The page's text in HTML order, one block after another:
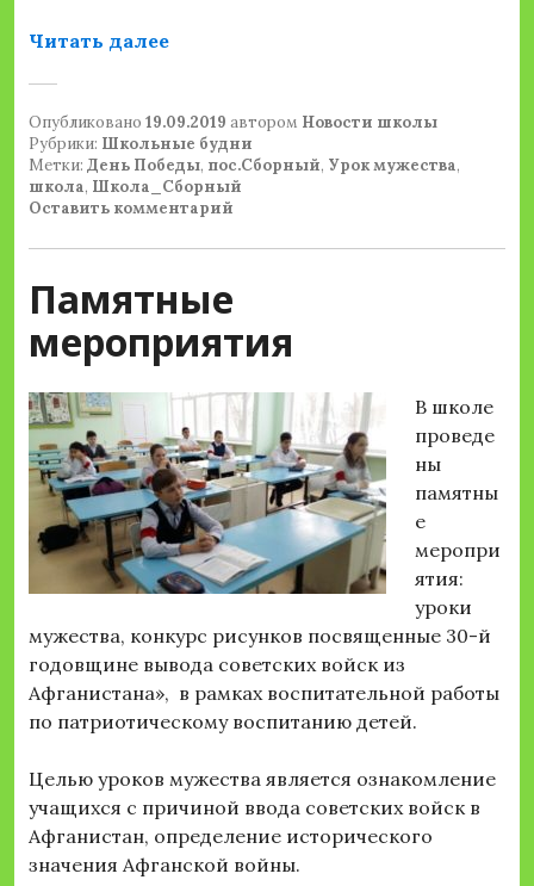
Читать далее«Урок мужества «День воинской
Опубликовано 19.09.2019 автором Новости школы
Рубрики: Школьные будни
Метки: День Победы, пос.Сборный, Урок мужества,
школа, Школа_Сборный
Оставить комментарий
Памятные
мероприятия
В школе
проведе
ны
памятны
е
меропри
ятия:
уроки
мужества, конкурс рисунков посвященные 30-й
годовщине вывода советских войск из
Афганистана», в рамках воспитательной работы
по патриотическому воспитанию детей.
Целью уроков мужества является ознакомление
учащихся с причиной ввода советских войск в
Афганистан, определение исторического
значения Афганской войны.